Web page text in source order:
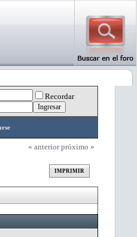
Recordar
« anterior próximo »
IMPRIMIR